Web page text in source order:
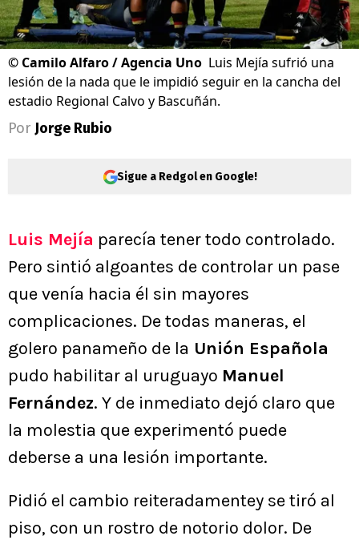
© Camilo Alfaro / Agencia Uno Luis Mejía sufrió una
lesión de la nada que le impidió seguir en la cancha del
estadio Regional Calvo y Bascuñán.
Por Jorge Rubio
Sigue a Redgol en Google!
Luis Mejía parecía tener todo controlado.
Pero sintió algoantes de controlar un pase
que venía hacia él sin mayores
complicaciones. De todas maneras, el
golero panameño de la Unión Española
pudo habilitar al uruguayo Manuel
Fernández. Y de inmediato dejó claro que
la molestia que experimentó puede
deberse a una lesión importante.
Pidió el cambio reiteradamentey se tiró al
piso, con un rostro de notorio dolor. De